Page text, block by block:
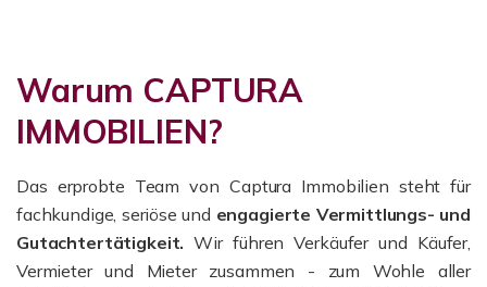
Warum CAPTURA
IMMOBILIEN?
Das erprobte Team von Captura Immobilien steht für
fachkundige, seriöse und engagierte Vermittlungs- und
Gutachtertätigkeit.Wir führen Verkäufer und Käufer,
Vermieter und Mieter zusammen - zum Wohle aller